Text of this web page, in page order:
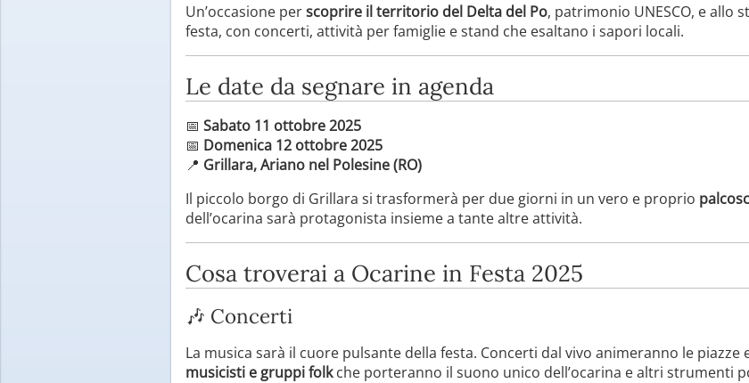
Un’occasione perscoprire il territorio del Delta del Po, patrimonio UNESCO, e allo
festa, con concerti, attività per famiglie e stand che esaltano i sapori locali.
Le date da segnare in agenda
📅 Sabato 11 ottobre 2025
📅 Domenica 12 ottobre 2025
📍 Grillara, Ariano nel Polesine (RO)
Il piccolo borgo di Grillara si trasformerà per due giorni in un vero e proprio
dell’ocarina sarà protagonista insieme a tante altre attività.
Cosa troverai a Ocarine in Festa 2025
🎶 Concerti
La musica sarà il cuore pulsante della festa. Concerti dal vivo animeranno le piazze
musicisti e gruppi folkche porteranno il suono unico dell’ocarina e altri strumenti